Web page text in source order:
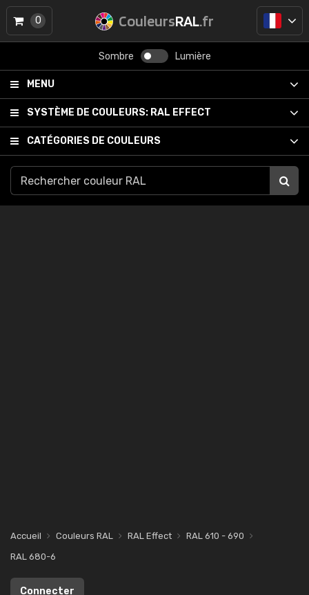
CouleursRAL.fr
Sombre Lumière
MENU
SYSTÈME DE COULEURS: RAL EFFECT
CATÉGORIES DE COULEURS
0
Accueil Couleurs RAL RAL Effect
RAL 610 - 690
RAL 680-6
Connecter